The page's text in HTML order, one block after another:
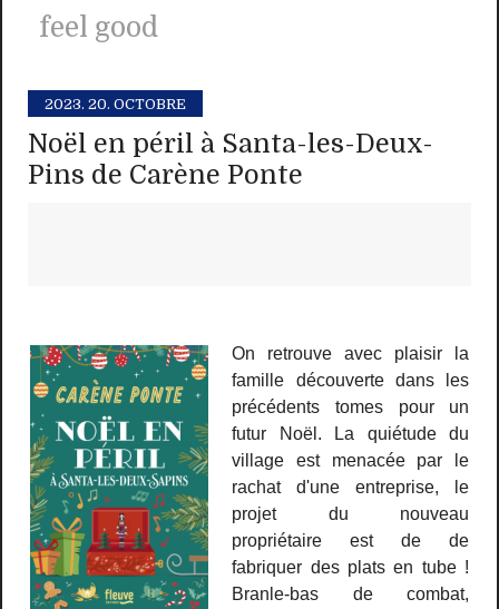
feel good
2023. 20. OCTOBRE
Noël en péril à Santa-les-Deux-
Pins de Carène Ponte
On retrouve avec plaisir la
famille découverte dans les
précédents tomes pour un
futur Noël. La quiétude du
village est menacée par le
rachat d'une entreprise, le
projet du nouveau
propriétaire est de de
fabriquer des plats en tube !
Branle-bas de combat,